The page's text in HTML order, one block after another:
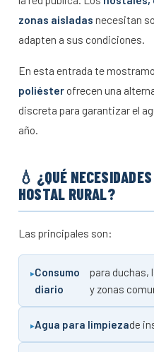
zonas aisladas necesitan
adapten a sus condiciones.
En esta entrada te
poliéster ofrecen una
discreta para garantizar el
año.
💧 ¿QUÉ
HOSTAL RURAL?
Las principales son:
Consumo
diario
para duchas,
y zonas
Agua para limpiezade